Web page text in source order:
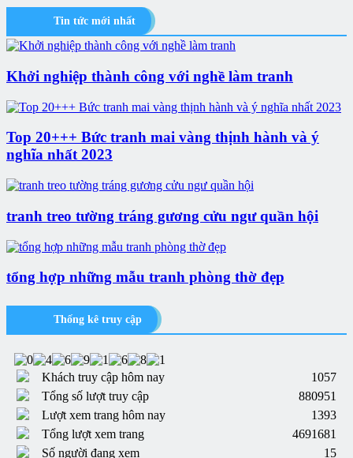
Tin tức mới nhất
Khởi nghiệp thành công với nghề làm tranh
Top 20+++ Bức tranh mai vàng thịnh hành và ý
nghĩa nhất 2023
tranh treo tường tráng gương cửu ngư quần hội
tổng hợp những mẫu tranh phòng thờ đẹp
Thống kê truy cập
Khách truy cập hôm nay
1057
Tổng số lượt truy cập
880951
Lượt xem trang hôm nay
1393
Tổng lượt xem trang
4691681
Số người đang xem
15